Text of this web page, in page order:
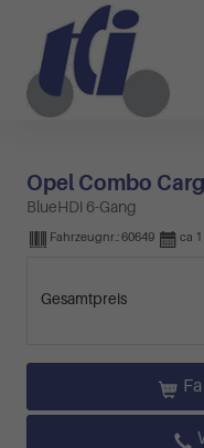
Opel Combo
BlueHDi 6-Gang
Fahrzeugnr.:60649 ca
Gesamtpreis